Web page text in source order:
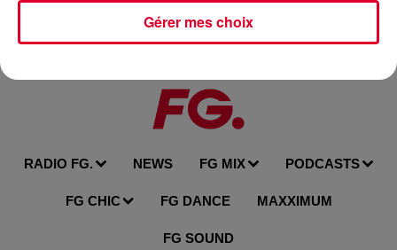
→ https://www.twitch.tv/radiofg_officiel
#radiofg #clubfg #fgcloudparty #antoinebaduel
RADIO FG. NEWS FG MIX PODCASTS
FG CHIC FG DANCE MAXXIMUM
FG SOUND
Gérer mes choix